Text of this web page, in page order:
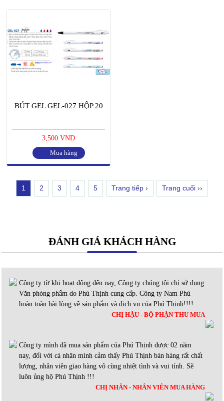
BÚT GEL GEL-027 HỘP 20
3,500 VND
Mua hàng
1 2 3 4 5 Trang tiếp › Trang cuối ››
ĐÁNH GIÁ KHÁCH HÀNG
Công ty từ khi hoạt động đến nay, Công ty chúng tôi chỉ sử dụng
Văn phòng phẩm do Phú Thịnh cung cấp. Công ty Nam Phú
hoàn toàn hài lòng về sản phẩm và dịch vụ của Phú Thịnh!!!!
CHỊ HẬU - BỘ PHẬN THU MUA
Công ty mình đã mua sản phẩm của Phú Thịnh được 02 năm
nay, đối với cá nhân mình cảm thấy Phú Thịnh bán hàng rất chất
lượng, nhân viên giao hàng vô cùng nhiệt tình và vui tính. Sẽ
luôn ủng hộ Phú Thịnh !!!
CHỊ NHÂN - NHÂN VIÊN MUA HÀNG